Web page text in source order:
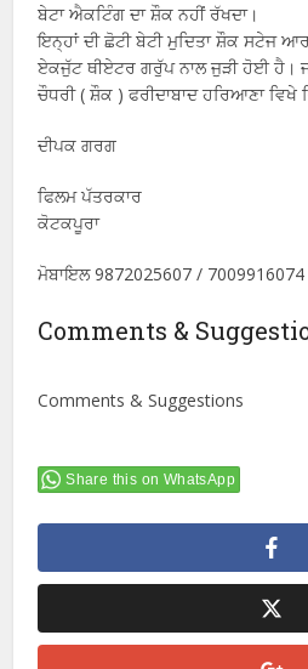
ਬੇਟਾ ਐਕਟਿੰਗ ਦਾ ਸ਼ੌਕ ਨਹੀਂ ਰੱਖਦਾ।
ਇਨ੍ਹਾਂ ਦੀ ਛੋਟੀ ਬੇਟੀ ਮੁਦਿਤਾ ਸ਼ੌਕ ਸਟੇਜ
ਏਕਜੁੱਟ ਥੀਏਟਰ ਗਰੁੱਪ ਨਾਲ ਜੁੜੀ ਹੋਈ ਹੈ।
ਚੌਧਰੀ ( ਸ਼ੌਕ ) ਫਰੀਦਾਬਾਦ ਹਰਿਆਣਾ
ਦੀਪਕ ਗਰਗ
ਫਿਲਮ ਪੱਤਰਕਾਰ
ਕੋਟਕਪੂਰਾ
ਮੋਬਾਇਲ 9872025607 / 7009916074
Comments &
Comments & Suggestions
Share this on WhatsApp